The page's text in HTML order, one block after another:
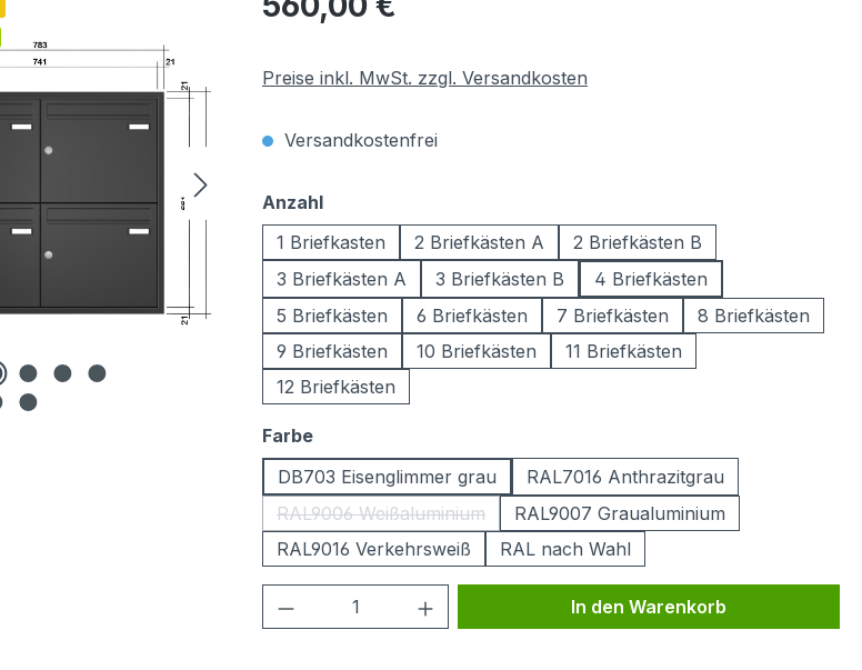
Preise inkl. MwSt. zzgl. Versandkosten
Versandkostenfrei
Anzahlauswählen
1 Briefkasten
2 Briefkästen A
2 Briefkästen B
3 Briefkästen A
3 Briefkästen B
4 Briefkästen
5 Briefkästen
6 Briefkästen 7 Briefkästen
8 Briefkästen
9 Briefkästen
10 Briefkästen
11 Briefkästen
12 Briefkästen
Farbeauswählen
DB703 Eisenglimmer grau
RAL7016 Anthrazitgrau
RAL9006 Weißaluminium
(Diese Option ist zurzeit nicht verfügbar.)
RAL9007 Graualuminium
RAL9016 Verkehrsweiß
RAL nach Wahl
Produkt Anzahl: Gib den gewünschten Wert
In den Warenkorb